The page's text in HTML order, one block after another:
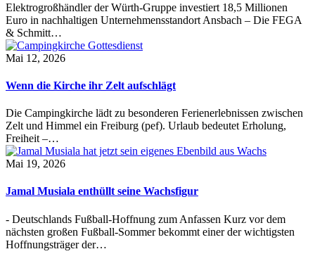
Elektrogroßhändler der Würth-Gruppe investiert 18,5 Millionen
Euro in nachhaltigen Unternehmensstandort Ansbach – Die FEGA
& Schmitt…
Mai 12, 2026
Wenn die Kirche ihr Zelt aufschlägt
Die Campingkirche lädt zu besonderen Ferienerlebnissen zwischen
Zelt und Himmel ein Freiburg (pef). Urlaub bedeutet Erholung,
Freiheit –…
Mai 19, 2026
Jamal Musiala enthüllt seine Wachsfigur
- Deutschlands Fußball-Hoffnung zum Anfassen Kurz vor dem
nächsten großen Fußball-Sommer bekommt einer der wichtigsten
Hoffnungsträger der…